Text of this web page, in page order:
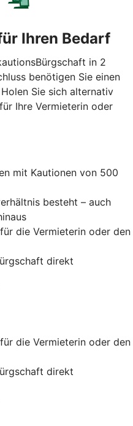
Ihren Bedarf
in 2
benötigen Sie einen
Sie sich alternativ
Ihre Vermieterin oder
mit Kautionen von 500
besteht – auch
die Vermieterin oder den
direkt
die Vermieterin oder den
direkt